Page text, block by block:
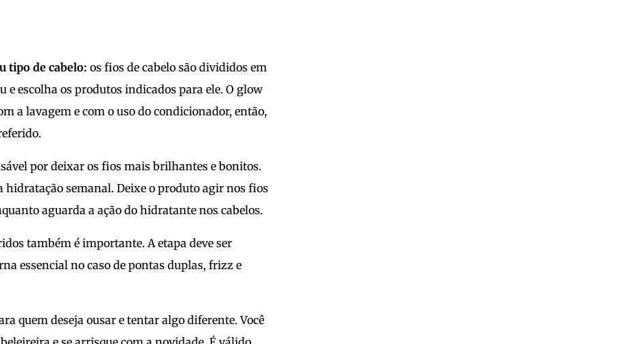
tipo de cabelo: os fios de cabelo são divididos em
e escolha os produtos indicados para ele. O glow
a lavagem e com o uso do condicionador, então,
por deixar os fios mais brilhantes e bonitos.
semanal. Deixe o produto agir nos fios
aguarda a ação do hidratante nos cabelos.
também é importante. A etapa deve ser
essencial no caso de pontas duplas, frizz e
quem deseja ousar e tentar algo diferente. Você